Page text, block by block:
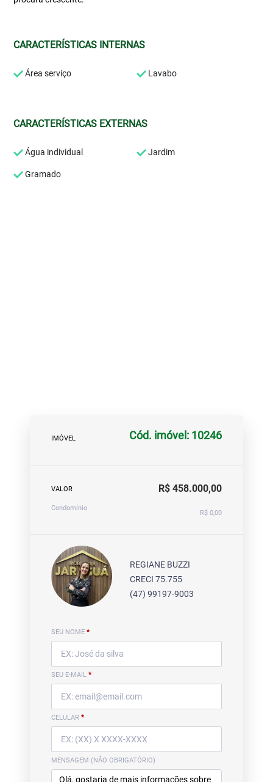
CARACTERÍSTICAS INTERNAS
Área serviço Lavabo
CARACTERÍSTICAS EXTERNAS
Água individual Jardim
Gramado
IMÓVEL Cód. imóvel: 10246
VALOR R$ 458.000,00
Condomínio
R$ 0,00
REGIANE BUZZI
CRECI 75.755
(47) 99197-9003
SEU NOME *
SEU E-MAIL *
CELULAR *
MENSAGEM (NÃO OBRIGATÓRIO)